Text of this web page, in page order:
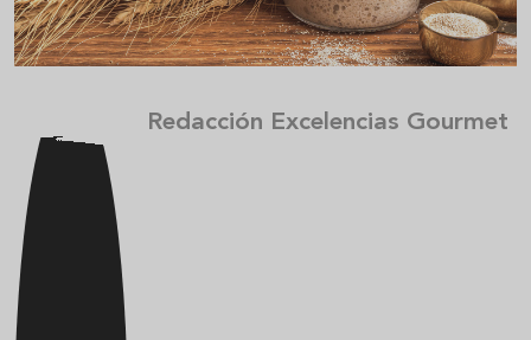
Redacción Excelencias Gourmet